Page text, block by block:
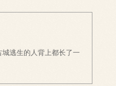
逃生的人背上都长了一